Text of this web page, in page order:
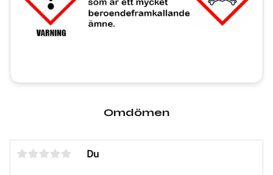
Omdömen
Du